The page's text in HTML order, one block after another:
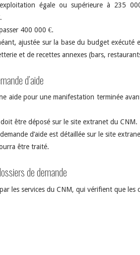
égale ou supérieure à 235
400 000 €.
ajustée sur la base du budget
et de recettes annexes (bars,
d’aide
aide pour une manifestation terminée
doit être déposé sur le site extranet du CNM.
d’aide est détaillée sur le site
être traité.
de demande
les services du CNM, qui vérifient que